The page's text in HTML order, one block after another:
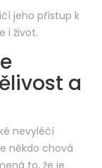
jeho přístup k
i život.
a
nevyléčí
někdo chová